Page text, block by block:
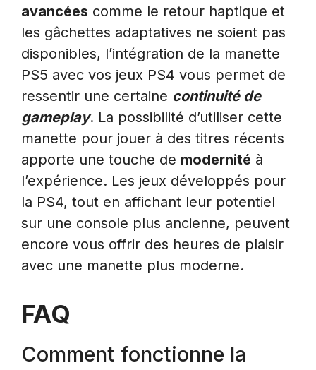
avancées comme le retour haptique et
les gâchettes adaptatives ne soient pas
disponibles, l’intégration de la manette
PS5 avec vos jeux PS4 vous permet de
ressentir une certaine continuité de
gameplay. La possibilité d’utiliser cette
manette pour jouer à des titres récents
apporte une touche de modernité à
l’expérience. Les jeux développés pour
la PS4, tout en affichant leur potentiel
sur une console plus ancienne, peuvent
encore vous offrir des heures de plaisir
avec une manette plus moderne.
FAQ
Comment fonctionne la